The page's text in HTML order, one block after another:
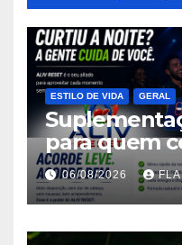
ESTILO DE VIDA GERAL
para quem
alcoólicas
mercado
06/08/2026